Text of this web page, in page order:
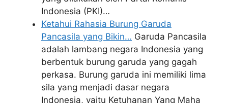
Indonesia (PKI)…
Ketahui Rahasia Burung Garuda
Pancasila yang Bikin… Garuda Pancasila
adalah lambang negara Indonesia yang
berbentuk burung garuda yang gagah
perkasa. Burung garuda ini memiliki lima
sila yang menjadi dasar negara
Indonesia, yaitu Ketuhanan Yang Maha